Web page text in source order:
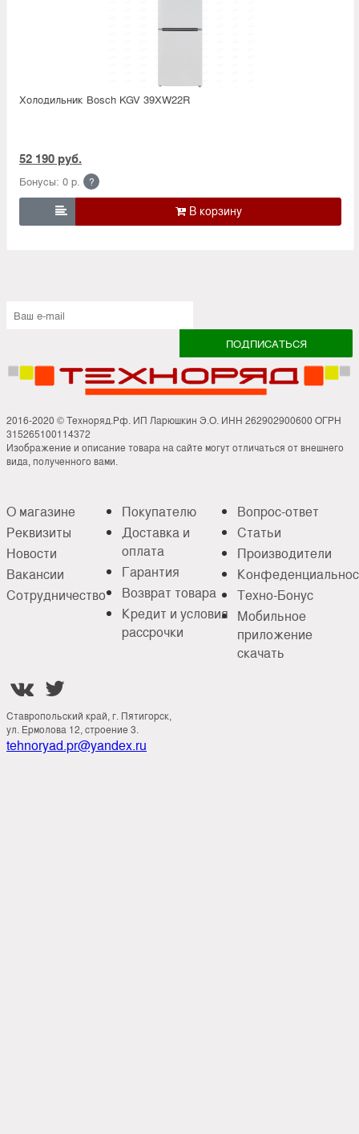
Холодильник Bosсh KGV 39XW22R
52 190 руб.
Бонусы: 0 р. ?

2016-2020 © Техноряд.Рф. ИП Ларюшкин Э.О. ИНН 262902900600 ОГРН
315265100114372
Изображение и описание товара на сайте могут отличаться от внешнего
вида, полученного вами.
О магазине
Реквизиты
Новости
Вакансии
Сотрудничество
Покупателю
Доставка и
оплата
Гарантия
Возврат товара
Кредит и условия
рассрочки
Вопрос-ответ
Статьи
Производители
Техно-Бонус
Мобильное
приложение
скачать
 
Ставропольский край, г. Пятигорск,
ул. Ермолова 12, строение 3.
tehnoryad.pr@yandex.ru